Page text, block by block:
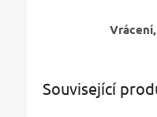
Související